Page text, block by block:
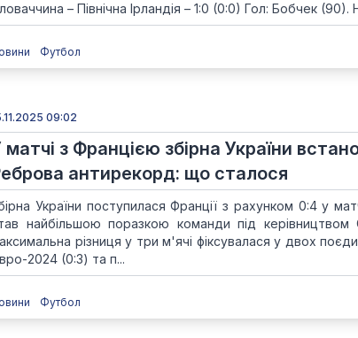
– Північна Ірландія – 1:0 (0:0) Гол: Бобчек (90).
Футбол
09:02
матчі з Францією збірна України
антирекорд: що сталося
України поступилася Франції з рахунком 0:4 у
найбільшою поразкою команди під
різниця у три м'ячі фіксувалася у двох
2024 (0:3) та п...
Футбол